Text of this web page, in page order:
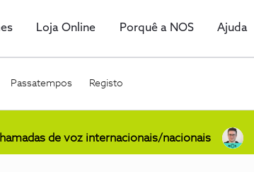
Loja Online Porquê a NOS Ajuda
Passatempos Registo
de voz internacionais/nacionais